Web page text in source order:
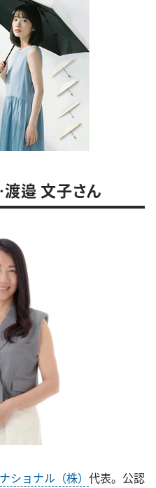
邉 文子さん
ショナル（株） 代表。公認